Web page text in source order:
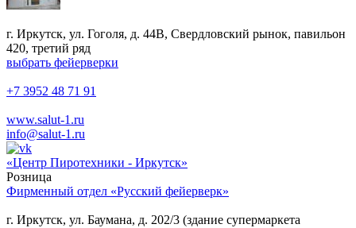
г. Иркутск, ул. Гоголя, д. 44В, Свердловский рынок, павильон
420, третий ряд
выбрать фейерверки
+7 3952 48 71 91
www.salut-1.ru
info@salut-1.ru
«Центр Пиротехники - Иркутск»
Розница
Фирменный отдел «Русский фейерверк»
г. Иркутск, ул. Баумана, д. 202/3 (здание супермаркета